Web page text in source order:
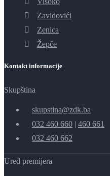
Zavidovići
Zenica
Žepče
Kontakt informacije
Skupština
skupstina@zdk.ba
032 460 660 | 460 661
032 460 662
Ured premijera